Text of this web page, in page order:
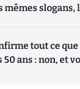
mêmes
tout ce
ans : non, et